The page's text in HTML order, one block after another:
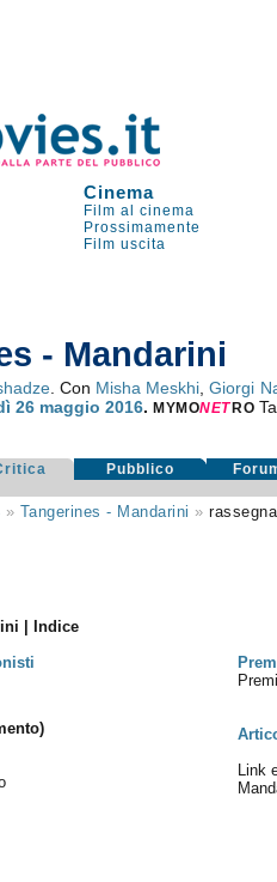
Cinema
Film al cinema
Prossimamente
Film uscita
- Mandarini
. Con Misha Meskhi ,Giorgi
26 maggio 2016.MYMONET RO
Pubblico
» Tangerines - Mandarini »
| Indice
Link